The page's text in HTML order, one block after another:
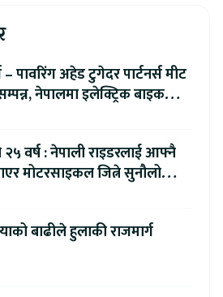
पावरिंग अहेड टुगेदर पार्टनर्स मीट
नेपालमा इलेक्ट्रिक बाइक
वर्ष : नेपाली राइडरलाई आफ्नै
मोटरसाइकल जित्ने सुनौलो
बाढीले हुलाकी राजमार्ग